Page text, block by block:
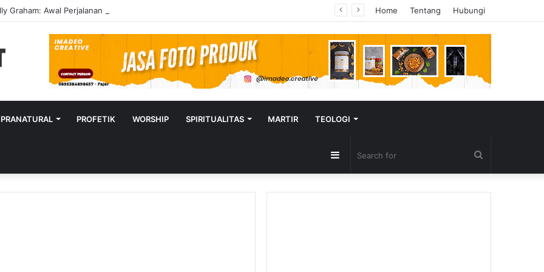
Graham: Awal Perjalanan Seorang Penginjil Dunia Home Tentang Hubungi
PROFETIK WORSHIP SPIRITUALITAS MARTIR TEOLOGI
for
Sidebar